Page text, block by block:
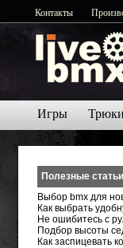
Контакты
Игры Трюки
Полезные статьи
Выбор bmx для
Как выбрать
Не ошибитесь с
Подбор высоты
Как заспицевать